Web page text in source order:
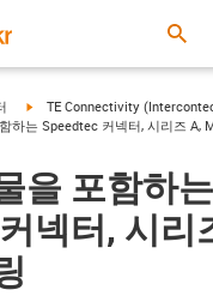
igus-icon-arrow-right
TE Connectivity
하는 Speedtec 커넥터, 시리즈 A,
을 포함하는
넥터, 시리